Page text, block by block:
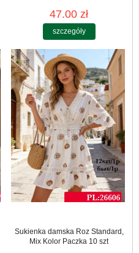
47.00 zł
szczegóły
Sukienka damska Roz Standard,
Mix Kolor Paczka 10 szt